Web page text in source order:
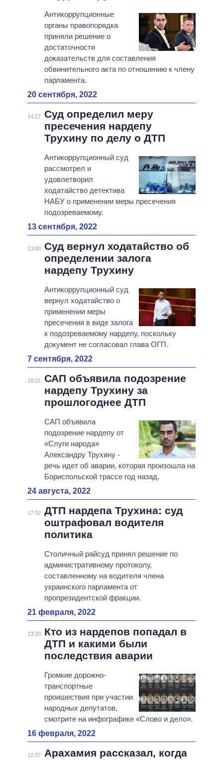
Антикоррупционные
органы правопорядка
приняли решение о
достаточности
доказательств для составления
обвинительного акта по отношению к члену
парламента.
20 сентября, 2022
14:17 Суд определил меру
пресечения нардепу
Трухину по делу о ДТП
Антикоррупционный суд
рассмотрел и
удовлетворил
ходатайство детектива
НАБУ о применении меры пресечения
подозреваемому.
13 сентября, 2022
13:00 Суд вернул ходатайство об
определении залога
нардепу Трухину
Антикоррупционный суд
вернул ходатайство о
применении меры
пресечения в виде залога
к подозреваемому нардепу, поскольку
документ не согласовал глава ОГП.
7 сентября, 2022
19:11
САП объявила подозрение
нардепу Трухину за
прошлогоднее ДТП
САП объявила
подозрение нардепу от
«Слуги народа»
Александру Трухину -
речь идет об аварии, которая произошла на
Бориспольской трассе год назад.
24 августа, 2022
17:32 ДТП нардепа Трухина: суд
оштрафовал водителя
политика
Столичный райсуд принял решение по
административному протоколу,
составленному на водителя члена
украинского парламента от
пропрезидентской фракции.
21 февраля, 2022
13:20
Кто из нардепов попадал в
ДТП и какими были
последствия аварии
Громкие дорожно-
транспортные
проишествия при участии
народных депутатов,
смотрите на инфографике «Слово и дело».
16 февраля, 2022
12:37
Арахамия рассказал, когда